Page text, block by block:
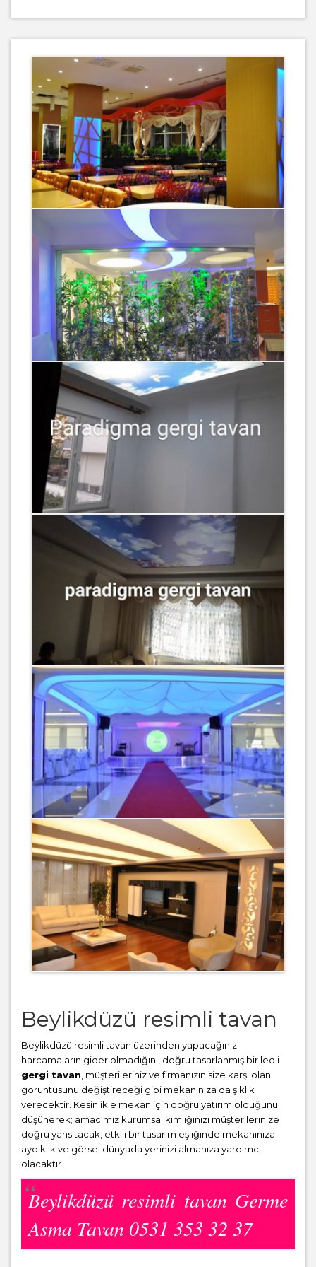
Beylikdüzü resimli tavan
Beylikdüzü resimli tavan üzerinden yapacağınız
harcamaların gider olmadığını, doğru tasarlanmış bir ledli
gergi tavan , müşterileriniz ve firmanızın size karşı olan
görüntüsünü değiştireceği gibi mekanınıza da şıklık
verecektir. Kesinlikle mekan için doğru yatırım olduğunu
düşünerek; amacımız kurumsal kimliğinizi müşterilerinize
doğru yansıtacak, etkili bir tasarım eşliğinde mekanınıza
aydıklık ve görsel dünyada yerinizi almanıza yardımcı
olacaktır.
Beylikdüzü resimli tavan Germe
Asma Tavan 0531 353 32 37